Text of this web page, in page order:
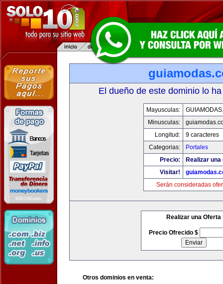
El dueño de este dominio lo
Mayusculas:
Minusculas:
Longitud:
9 caracteres
Categorias:
Portales
Precio:
Realizar
Visitar!
Serán consideradas
Realizar una Oferta
Precio Ofrecido $
Otros dominios en venta: